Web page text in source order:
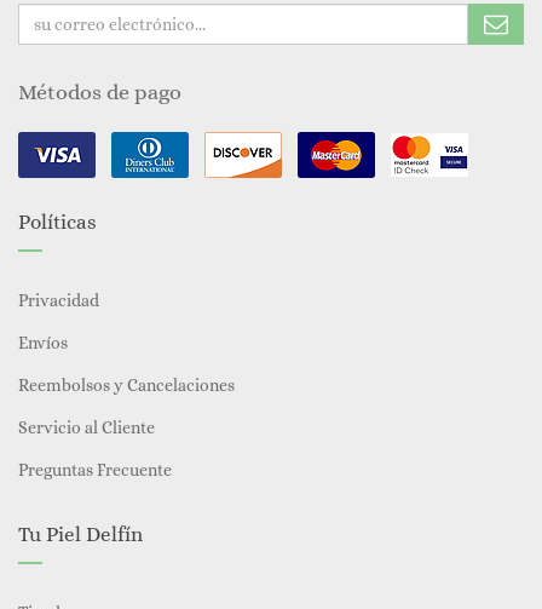
Métodos de pago
Políticas
Privacidad
Envíos
Reembolsos y Cancelaciones
Servicio al Cliente
Preguntas Frecuente
Tu Piel Delfín